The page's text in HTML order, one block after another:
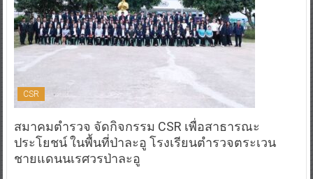
CSR
สมาคมตำรวจ จัดกิจกรรม CSR เพื่อสาธารณะ
ประโยชน์ ในพื้นที่ป่าละอู โรงเรียนตำรวจตระเวน
ชายแดนนเรศวรป่าละอู